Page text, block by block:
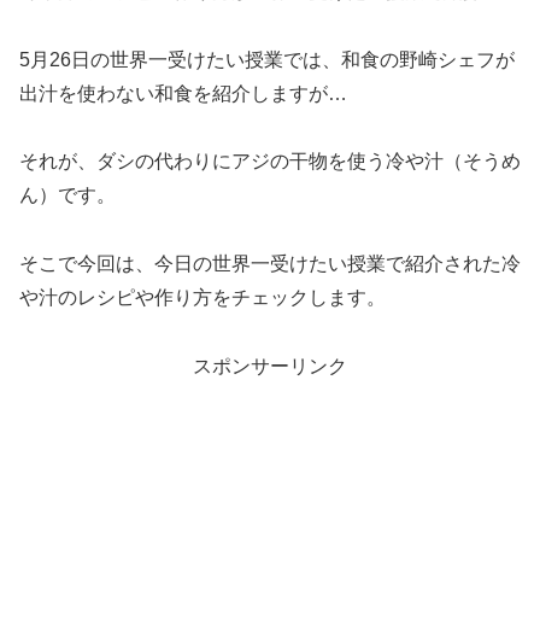
5月26日の世界一受けたい授業では、和食の野崎シェフが
出汁を使わない和食を紹介しますが…
それが、ダシの代わりにアジの干物を使う冷や汁（そうめ
ん）です。
そこで今回は、今日の世界一受けたい授業で紹介された冷
や汁のレシピや作り方をチェックします。
スポンサーリンク